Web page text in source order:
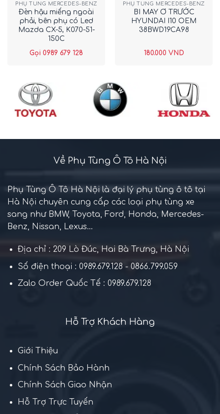
PHỤ TÙNG MERCEDES-BENZ
Đèn hậu miếng ngoài
phải, bên phụ có Led
Mazda CX-5, K070-51-
150C
Gọi 0989 679 128
PHỤ TÙNG MERCEDES-BENZ
BI MAY Ơ TRƯỚC
HYUNDAI I10 OEM
38BWD19CA98
180.000 VND
Về Phụ Tùng Ô Tô Hà Nội
Phụ Tùng Ô Tô Hà Nội là đại lý phụ tùng ô tô tại
Hà Nội chuyên cung cấp các loại phụ tùng xe
sang như BMW, Toyota, Ford, Honda, Mercedes-
Benz, Nissan, Lexus...
Địa chỉ : 209 Lò Đúc, Hai Bà Trưng, Hà Nội
Số điện thoại : 0989.679.128 - 0866.799.059
Zalo Order Quốc Tế : 0989.679.128
Hỗ Trợ Khách Hàng
Giới Thiệu
Chính Sách Bảo Hành
Chính Sách Giao Nhận
Hỗ Trợ Trực Tuyến